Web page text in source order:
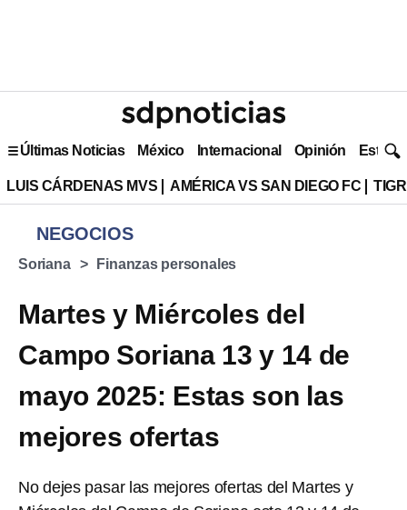
Últimas Noticias México Internacional Opinión Estilo
LUIS CÁRDENAS MVS AMÉRICA VS SAN DIEGO FC
NEGOCIOS
Soriana Finanzas personales
Martes y Miércoles del
Campo Soriana 13 y 14 de
mayo 2025: Estas son las
mejores ofertas
No dejes pasar las mejores ofertas del Martes y